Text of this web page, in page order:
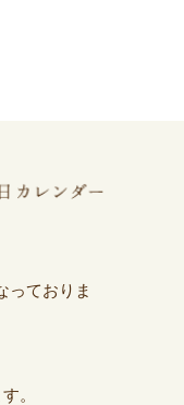
っておりま
。